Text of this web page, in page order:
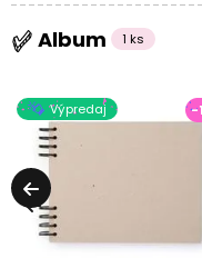
Album 1 ks
Výpredaj -